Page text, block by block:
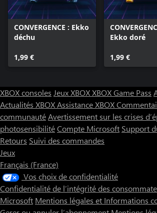
CONVERGENCE : Ekko
déchu
1,99 €
Ekko doré
1,99 €
XBOX consoles Jeux XBOXXBOX Game Pass
Actualités XBOXAssistance XBOX
communautéAvertissement sur les crises
photosensibilitéCompte Microsoft Support
Retours Suivi des commandes
Jeux
Français (France)
Vos choix de confidentialité
Confidentialité de l’intégrité des
Microsoft Mentions légales et Informations